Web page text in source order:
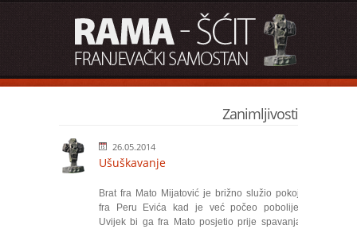
Zanimljivosti
26.05.2014
Ušuškavanje
Brat fra Mato Mijatović je brižno služio pokojnog
fra Peru Evića kad je već počeo pobolijevati.
Uvijek bi ga fra Mato posjetio prije spavanja da